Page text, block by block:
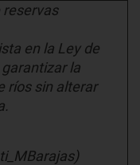
reservas
en la Ley de
la
ríos sin alterar